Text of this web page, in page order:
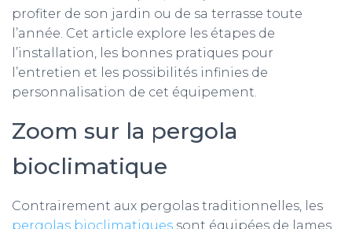
profiter de son jardin ou de sa terrasse toute
l’année. Cet article explore les étapes de
l’installation, les bonnes pratiques pour
l’entretien et les possibilités infinies de
personnalisation de cet équipement.
Zoom sur la pergola
bioclimatique
Contrairement aux pergolas traditionnelles, les
pergolas bioclimatiques sont équipées de lames